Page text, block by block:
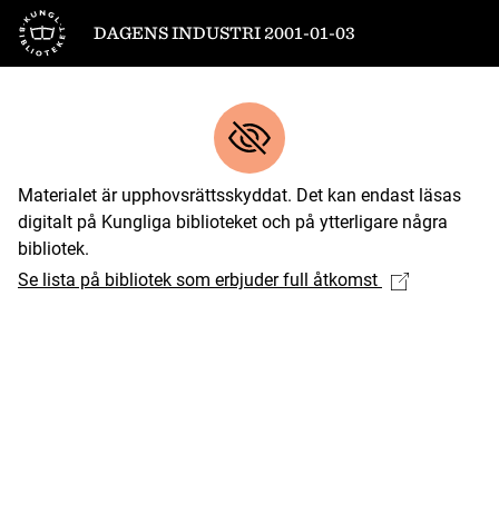
Till startsidan
DAGENS INDUSTRI 2001-01-03
Materialet är upphovsrättsskyddat. Det kan endast läsas
digitalt på Kungliga biblioteket och på ytterligare några
bibliotek.
Se lista på bibliotek som erbjuder full åtkomst